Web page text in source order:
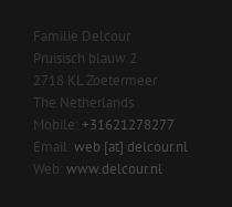
Familie Delcour
Pruisisch blauw 2
2718 KL Zoetermeer
The Netherlands
Mobile: +31621278277
Email: web [at] delcour.nl
Web: www.delcour.nl